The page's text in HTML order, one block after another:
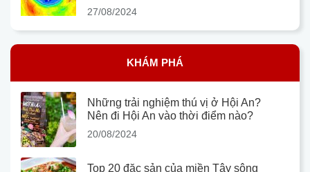
27/08/2024
KHÁM PHÁ
Những trải nghiệm thú vị ở Hội An?
Nên đi Hội An vào thời điểm nào?
20/08/2024
Top 20 đặc sản của miền Tây sông